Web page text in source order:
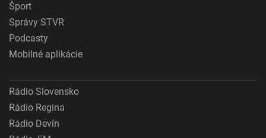
Šport
Správy STVR
Podcasty
Mobilné aplikácie
Rádio Slovensko
Rádio Regina
Rádio Devín